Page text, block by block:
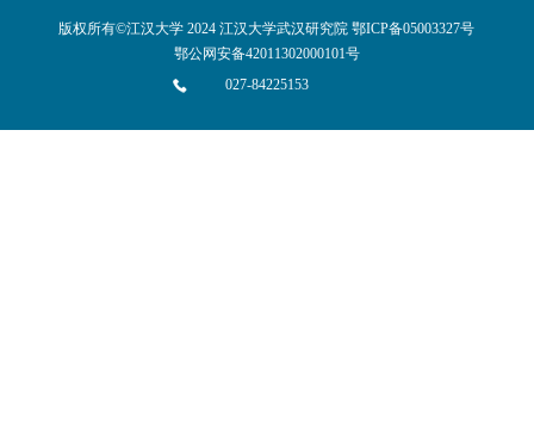
版权所有©江汉大学 2024 江汉大学武汉研究院 鄂ICP备05003327号
鄂公网安备42011302000101号
027-84225153